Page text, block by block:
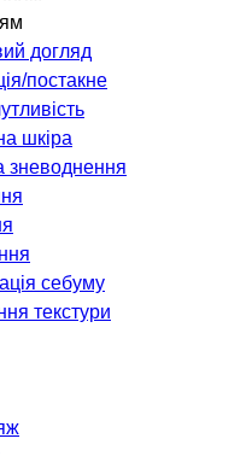
догляд
постакне
шкіра
зневоднення
себуму
текстури